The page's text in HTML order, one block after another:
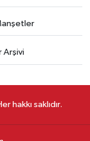
Arşivi
hakkı saklıdır.